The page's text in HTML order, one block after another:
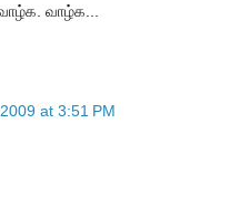
வாழ்க...
at 3:51 PM